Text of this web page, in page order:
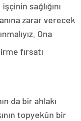
sağlığını
zarar verecek
Ona
fırsatı
da bir ahlakı
topyekûn bir